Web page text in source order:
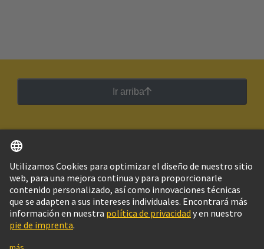
Ir arriba
Argentina Español
© Grupo Tecnológico HARTING